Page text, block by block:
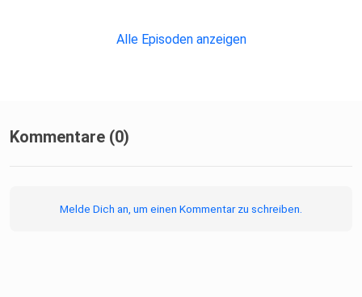
Alle Episoden anzeigen
Kommentare (0)
Melde Dich an, um einen Kommentar zu schreiben.